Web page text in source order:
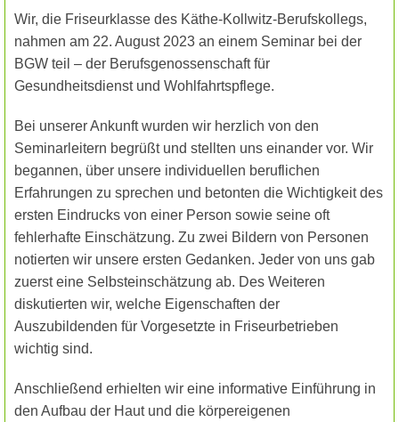
Wir, die Friseurklasse des Käthe-Kollwitz-Berufskollegs,
nahmen am 22. August 2023 an einem Seminar bei der
BGW teil – der Berufsgenossenschaft für
Gesundheitsdienst und Wohlfahrtspflege.
Bei unserer Ankunft wurden wir herzlich von den
Seminarleitern begrüßt und stellten uns einander vor. Wir
begannen, über unsere individuellen beruflichen
Erfahrungen zu sprechen und betonten die Wichtigkeit des
ersten Eindrucks von einer Person sowie seine oft
fehlerhafte Einschätzung. Zu zwei Bildern von Personen
notierten wir unsere ersten Gedanken. Jeder von uns gab
zuerst eine Selbsteinschätzung ab. Des Weiteren
diskutierten wir, welche Eigenschaften der
Auszubildenden für Vorgesetzte in Friseurbetrieben
wichtig sind.
Anschließend erhielten wir eine informative Einführung in
den Aufbau der Haut und die körpereigenen